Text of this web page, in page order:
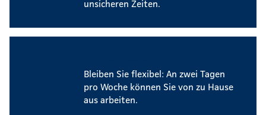
unsicheren Zeiten.
Bleiben Sie flexibel: An zwei Tagen
pro Woche können Sie von zu Hause
aus arbeiten.